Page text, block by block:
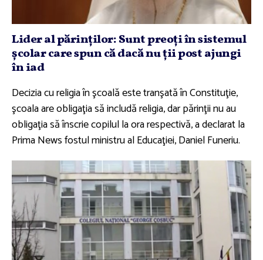
Lider al părinţilor: Sunt preoţi în sistemul
şcolar care spun că dacă nu ţii post ajungi
în iad
Decizia cu religia în şcoală este tranşată în Constituţie,
şcoala are obligaţia să includă religia, dar părinţii nu au
obligaţia să înscrie copilul la ora respectivă, a declarat la
Prima News fostul ministru al Educaţiei, Daniel Funeriu.